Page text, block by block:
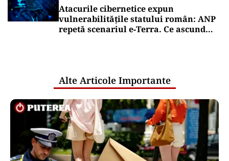
Atacurile cibernetice expun
vulnerabilitățile statului român: ANP
repetă scenariul e‑Terra. Ce ascund
Alte Articole Importante